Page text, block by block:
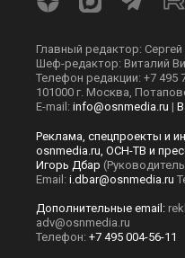
Главный редактор:
Шеф-редактор: Виталий
Телефон редакции: +7 495
101000 г. Москва,
E-mail: info@osnmedia.ru |
Реклама, спецпроекты и
osnmedia.ru, ОСН-ТВ и
Игорь Дбар
Email: i.dbar@osnmedia.ru
Дополнительные email:
adv@osnmedia.ru
Телефон: +7 495 004-56-11